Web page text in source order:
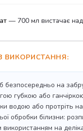
— 700 мл вистачає
ВИКОРИСТАННЯ:
безпосередньо на
губкою або
водою або протріть
обробки білизни:
на